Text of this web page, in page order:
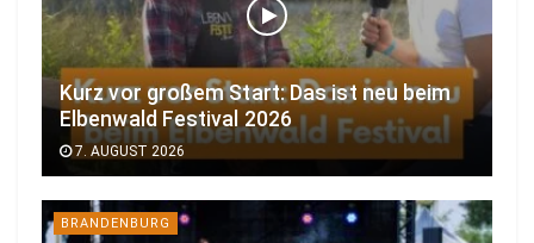
Kurz vor großem Start: Das ist neu beim
Elbenwald Festival 2026
7. AUGUST 2026
BRANDENBURG